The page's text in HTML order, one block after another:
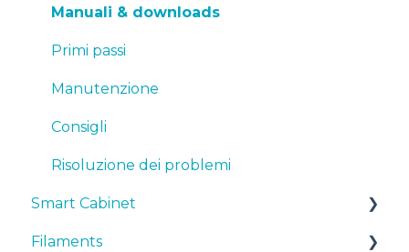
Primi passi
Manutenzione
Consigli
Risoluzione dei problemi
Manuali & downloads
Primi passi
Manutenzione
Consigli
Risoluzione dei problemi
Smart Cabinet
Manuals & Downloads
Filaments